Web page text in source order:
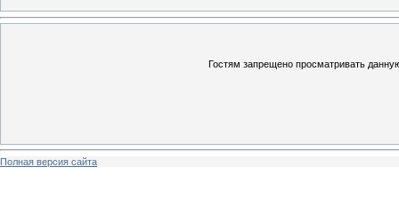
Гостям запрещено просматривать
Полная версия сайта